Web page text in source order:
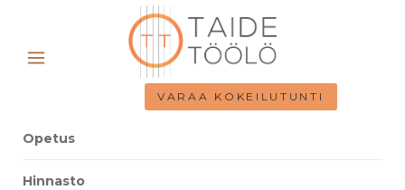
VARAA KOKEILUTUNTI
Opetus
Hinnasto